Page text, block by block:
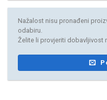
Nažalost nisu pronađeni
odabiru.
Želite li provjeriti dobavljivost